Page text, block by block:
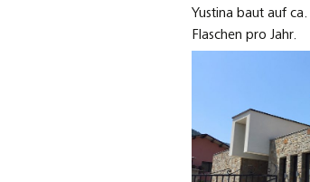
Yustina baut auf
Flaschen pro Jahr.